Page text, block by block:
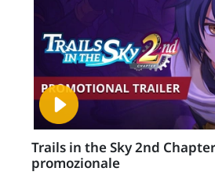
Trails in the Sky 2nd
promozionale